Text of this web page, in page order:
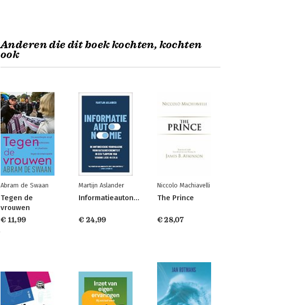
Anderen die dit boek kochten, kochten
ook
Abram de Swaan
Tegen de
vrouwen
€ 11,99
Martijn Aslander
Informatieautonomie
€ 24,99
Niccolo Machiavelli
The Prince
€ 28,07